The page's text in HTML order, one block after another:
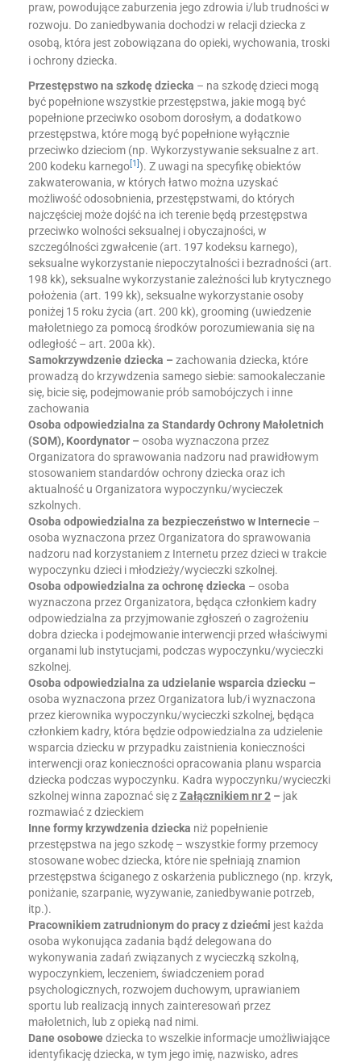
praw, powodujące zaburzenia jego zdrowia i/lub trudności w
rozwoju. Do zaniedbywania dochodzi w relacji dziecka z
osobą, która jest zobowiązana do opieki, wychowania, troski
i ochrony dziecka.
Przestępstwo na szkodę dziecka – na szkodę dzieci mogą
być popełnione wszystkie przestępstwa, jakie mogą być
popełnione przeciwko osobom dorosłym, a dodatkowo
przestępstwa, które mogą być popełnione wyłącznie
przeciwko dzieciom (np. Wykorzystywanie seksualne z art.
200 kodeku karnego[1]). Z uwagi na specyfikę obiektów
zakwaterowania, w których łatwo można uzyskać
możliwość odosobnienia, przestępstwami, do których
najczęściej może dojść na ich terenie będą przestępstwa
przeciwko wolności seksualnej i obyczajności, w
szczególności zgwałcenie (art. 197 kodeksu karnego),
seksualne wykorzystanie niepoczytalności i bezradności (art.
198 kk), seksualne wykorzystanie zależności lub krytycznego
położenia (art. 199 kk), seksualne wykorzystanie osoby
poniżej 15 roku życia (art. 200 kk), grooming (uwiedzenie
małoletniego za pomocą środków porozumiewania się na
odległość – art. 200a kk).
Samokrzywdzenie dziecka – zachowania dziecka, które
prowadzą do krzywdzenia samego siebie: samookaleczanie
się, bicie się, podejmowanie prób samobójczych i inne
zachowania
Osoba odpowiedzialna za Standardy Ochrony Małoletnich
(SOM), Koordynator – osoba wyznaczona przez
Organizatora do sprawowania nadzoru nad prawidłowym
stosowaniem standardów ochrony dziecka oraz ich
aktualność u Organizatora wypoczynku/wycieczek
szkolnych.
Osoba odpowiedzialna za bezpieczeństwow Internecie –
osoba wyznaczona przez Organizatora do sprawowania
nadzoru nad korzystaniem z Internetu przez dzieci w trakcie
wypoczynku dzieci i młodzieży/wycieczki szkolnej.
Osoba odpowiedzialna za ochronę dziecka – osoba
wyznaczona przez Organizatora, będąca członkiem kadry
odpowiedzialna za przyjmowanie zgłoszeń o zagrożeniu
dobra dziecka i podejmowanie interwencji przed właściwymi
organami lub instytucjami, podczas wypoczynku/wycieczki
szkolnej.
Osoba odpowiedzialna za udzielanie wsparcia dziecku –
osoba wyznaczona przez Organizatora lub/i wyznaczona
przez kierownika wypoczynku/wycieczki szkolnej, będąca
członkiem kadry, która będzie odpowiedzialna za udzielenie
wsparcia dziecku w przypadku zaistnienia konieczności
interwencji oraz konieczności opracowania planu wsparcia
dziecka podczas wypoczynku. Kadra wypoczynku/wycieczki
szkolnej winna zapoznać się zZałącznikiem nr 2 – jak
rozmawiać z dzieckiem
Inne formy krzywdzenia dziecka niż popełnienie
przestępstwa na jego szkodę – wszystkie formy przemocy
stosowane wobec dziecka, które nie spełniają znamion
przestępstwa ściganego z oskarżenia publicznego (np. krzyk,
poniżanie, szarpanie, wyzywanie, zaniedbywanie potrzeb,
itp.).
Pracownikiem zatrudnionym do pracy z dziećmi jest każda
osoba wykonująca zadania bądź delegowana do
wykonywania zadań związanych z wycieczką szkolną,
wypoczynkiem, leczeniem, świadczeniem porad
psychologicznych, rozwojem duchowym, uprawianiem
sportu lub realizacją innych zainteresowań przez
małoletnich, lub z opieką nad nimi.
Dane osobowedziecka to wszelkie informacje umożliwiające
identyfikację dziecka, w tym jego imię, nazwisko, adres